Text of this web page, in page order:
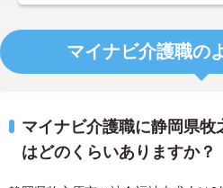
マイナビ介護職の
マイナビ介護職に静岡県牧
はどのくらいありますか？